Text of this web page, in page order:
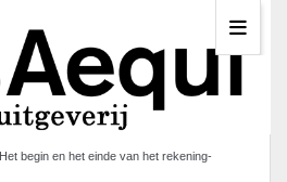
Het begin en het einde van het rekening-